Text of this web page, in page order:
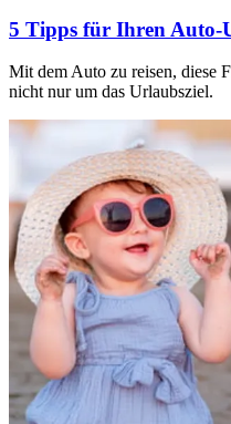
5 Tipps für Ihren
Mit dem Auto zu reisen, diese
nicht nur um das Urlaubsziel.